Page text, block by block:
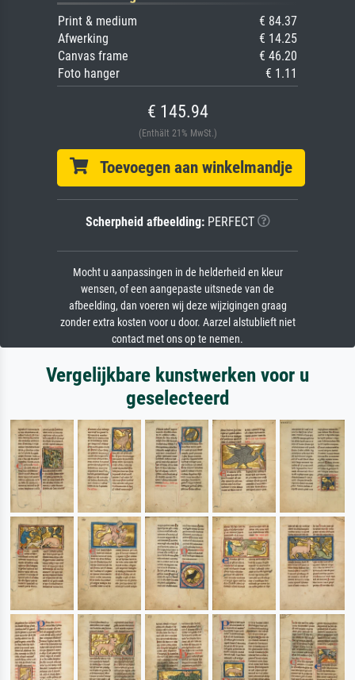
Print & medium
€ 84.37
Afwerking
€ 14.25
Canvas frame
€ 46.20
Foto hanger
€ 1.11
€ 145.94
(Enthält 21% MwSt.)
Toevoegen aan winkelmandje
Scherpheid afbeelding:PERFECT
Mocht u aanpassingen in de helderheid en kleur
wensen, of een aangepaste uitsnede van de
afbeelding, dan voeren wij deze wijzigingen graag
zonder extra kosten voor u door. Aarzel alstublieft niet
contact met ons op te nemen.
Vergelijkbare kunstwerken voor u
geselecteerd